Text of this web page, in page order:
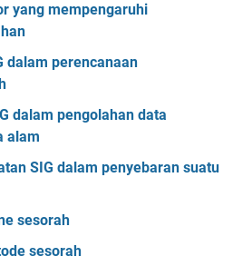
yang mempengaruhi
dalam perencanaan
dalam pengolahan data
alam
SIG dalam penyebaran suatu
sesorah
sesorah